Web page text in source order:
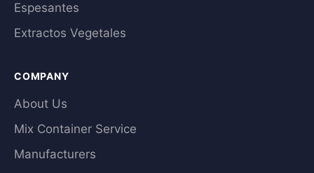
Espesantes
Extractos Vegetales
COMPANY
About Us
Mix Container Service
Manufacturers